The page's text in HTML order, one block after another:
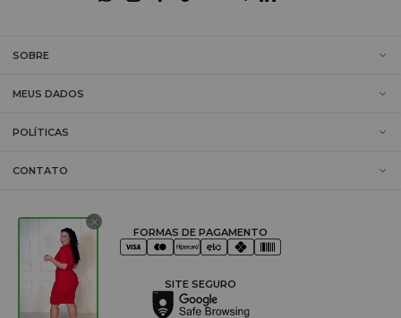
SOBRE
MEUS DADOS
POLÍTICAS
CONTATO
FORMAS DE PAGAMENTO
SITE SEGURO